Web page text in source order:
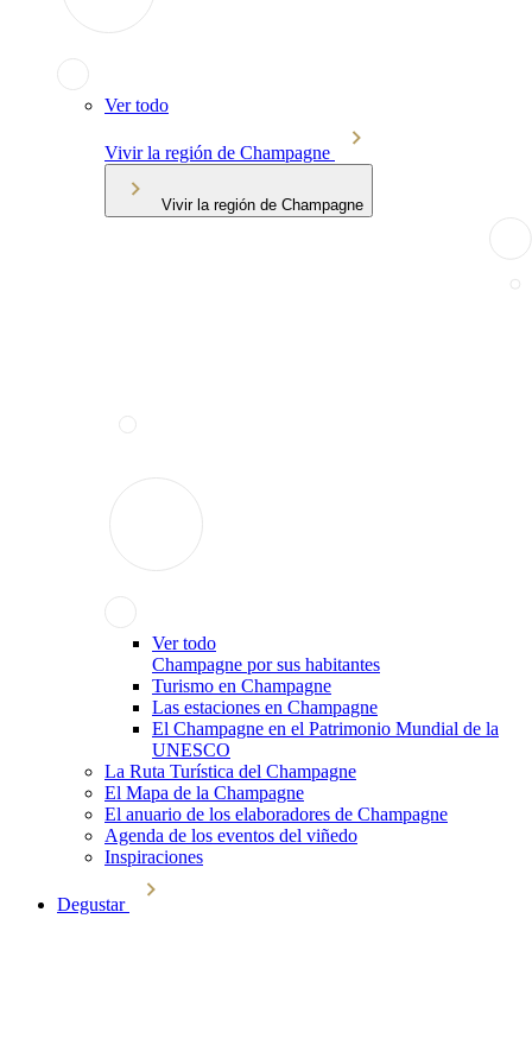
Ver todo
Vivir la región de Champagne
Vivir la región de Champagne
Ver todo
Champagne por sus habitantes
Turismo en Champagne
Las estaciones en Champagne
El Champagne en el Patrimonio Mundial de la
UNESCO
La Ruta Turística del Champagne
El Mapa de la Champagne
El anuario de los elaboradores de Champagne
Agenda de los eventos del viñedo
Inspiraciones
Degustar